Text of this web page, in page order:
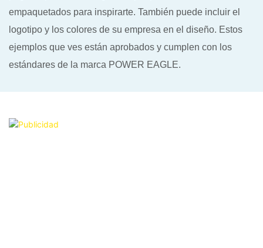
empaquetados para inspirarte. También puede incluir el
logotipo y los colores de su empresa en el diseño. Estos
ejemplos que ves están aprobados y cumplen con los
estándares de la marca POWER EAGLE.